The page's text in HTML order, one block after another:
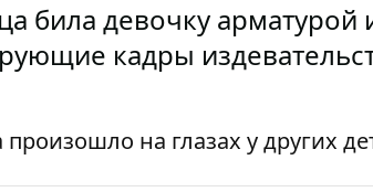
била девочку
кадры
на глазах у других